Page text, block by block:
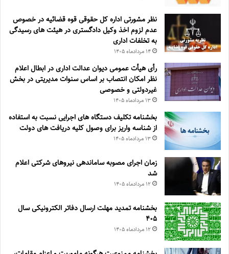
نظر مشورتی اداره کل حقوقی قوه قضائیه در خصوص
عدم لزوم اخذ وکیل دادگستری در هیئت های رسیدگی
به تخلفات اداری
۱۴ مرداد‌ماه ۱۴۰۵
رأی هیأت عمومی دیوان عدالت اداری در ابطال اعلام
نظر امکان انتصاب بر اساس سنوات مدیریتی در بخش
غیردولتی و خصوصی
۱۳ مرداد‌ماه ۱۴۰۵
بخشنامه تکلیف دستگاه های اجرایی نسبت به استفاده
از شناسه واریز برای وصول کلیه دریافت های دولت
۱۳ مرداد‌ماه ۱۴۰۵
زمان اجرای مصوبه ساماندهی نیروهای شرکتی اعلام
شد
۱۲ مرداد‌ماه ۱۴۰۵
بخشنامه تمدید مهلت ارسال دفاتر الکترونیکی سال
۴۰۵
۱۲ مرداد‌ماه ۱۴۰۵